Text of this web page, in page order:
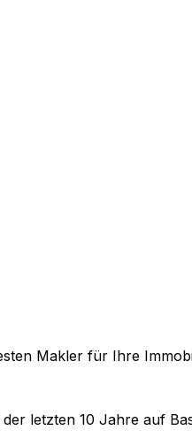
Makler für Ihre
letzten 10 Jahre auf